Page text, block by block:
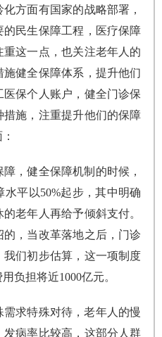
方面有国家的战略部署，
民生保障工程，医疗保障
这一点，也关注老年人的
健全保障体系，提升他们
保个人账户，健全门诊保
施，注重提升他们的保障
，健全保障机制的时候，
平以50%起步，其中明确
老年人再给予倾斜支付。
，当改革落地之后，门诊
们初步估算，这一项制度
负担将近1000亿元。
求特殊对待，老年人的慢
病率比较高，这部分人群